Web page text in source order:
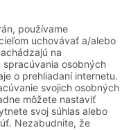
Friendly Captcha
*= Požadované